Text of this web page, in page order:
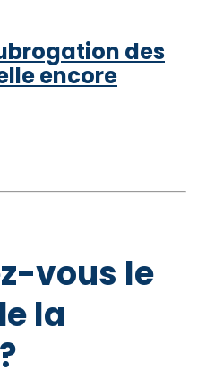
des
encore
vous le
la